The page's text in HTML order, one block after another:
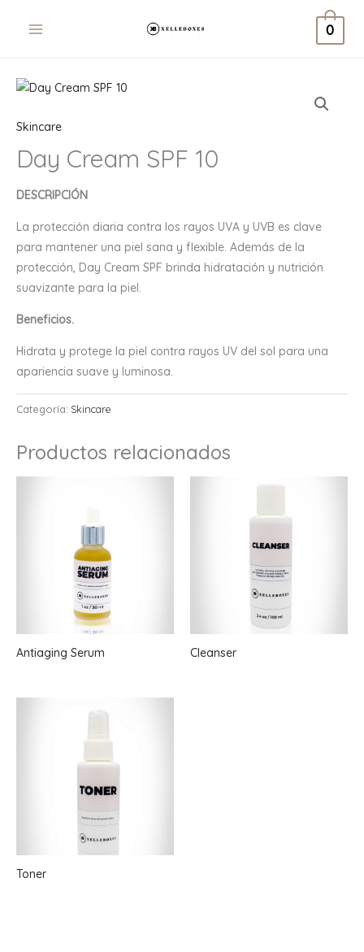
0
Skincare
Day Cream SPF 10
DESCRIPCIÓN
La protección diaria contra los rayos UVA y UVB es clave
para mantener una piel sana y flexible. Además de la
protección, Day Cream SPF brinda hidratación y nutrición
suavizante para la piel.
Beneficios.
Hidrata y protege la piel contra rayos UV del sol para una
apariencia suave y luminosa.
Categoría: Skincare
Productos relacionados
Antiaging Serum Cleanser
Toner